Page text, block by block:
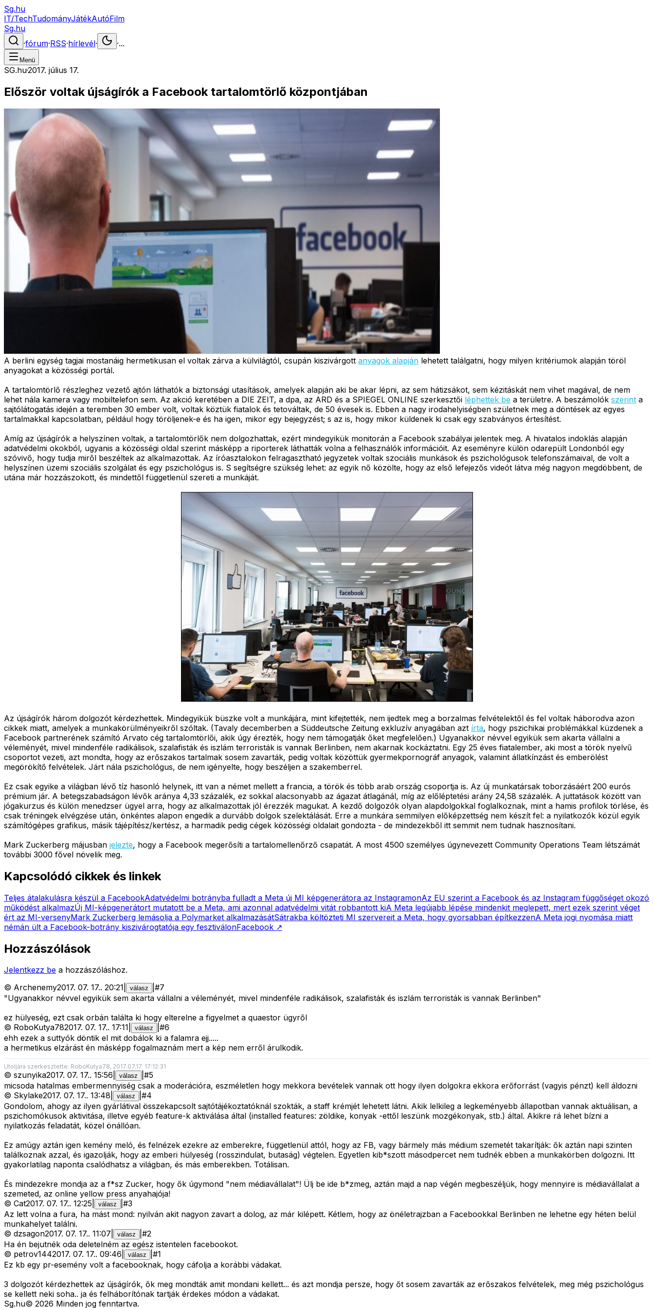
Sg.hu
IT/TechTudományJátékAutóFilm
Sg.hu
·fórum·RSS·hírlevél· ·...
Menü
SG.hu·2017. július 17.
Először voltak újságírók a Facebook tartalomtörlő központjában
A berlini egység tagjai mostanáig hermetikusan el voltak zárva a külvilágtól, csupán kiszivárgott anyagok alapján lehetett találgatni, hogy milyen kritériumok alapján töröl
anyagokat a közösségi portál.
A tartalomtörlő részleghez vezető ajtón láthatók a biztonsági utasítások, amelyek alapján aki be akar lépni, az sem hátizsákot, sem kézitáskát nem vihet magával, de nem
lehet nála kamera vagy mobiltelefon sem. Az akció keretében a DIE ZEIT, a dpa, az ARD és a SPIEGEL ONLINE szerkesztői léphettek be a területre. A beszámolók szerint a
sajtólátogatás idején a teremben 30 ember volt, voltak köztük fiatalok és tetováltak, de 50 évesek is. Ebben a nagy irodahelyiségben születnek meg a döntések az egyes
tartalmakkal kapcsolatban, például hogy töröljenek-e és ha igen, mikor egy bejegyzést; s az is, hogy mikor küldenek ki csak egy szabványos értesítést.
Amíg az újságírók a helyszínen voltak, a tartalomtörlők nem dolgozhattak, ezért mindegyikük monitorán a Facebook szabályai jelentek meg. A hivatalos indoklás alapján
adatvédelmi okokból, ugyanis a közösségi oldal szerint másképp a riporterek láthatták volna a felhasználók információit. Az eseményre külön odarepült Londonból egy
szóvivő, hogy tudja miről beszéltek az alkalmazottak. Az íróasztalokon felragasztható jegyzetek voltak szociális munkások és pszichológusok telefonszámaival, de volt a
helyszínen üzemi szociális szolgálat és egy pszichológus is. S segítségre szükség lehet: az egyik nő közölte, hogy az első lefejezős videót látva még nagyon megdöbbent, de
utána már hozzászokott, és mindettől függetlenül szereti a munkáját.
Az újságírók három dolgozót kérdezhettek. Mindegyikük büszke volt a munkájára, mint kifejtették, nem ijedtek meg a borzalmas felvételektől és fel voltak háborodva azon
cikkek miatt, amelyek a munkakörülményeikről szóltak. (Tavaly decemberben a Süddeutsche Zeitung exkluzív anyagában azt írta, hogy pszichikai problémákkal küzdenek a
Facebook partnerének számító Arvato cég tartalomtörlői, akik úgy érezték, hogy nem támogatják őket megfelelően.) Ugyanakkor névvel egyikük sem akarta vállalni a
véleményét, mivel mindenféle radikálisok, szalafisták és iszlám terroristák is vannak Berlinben, nem akarnak kockáztatni. Egy 25 éves fiatalember, aki most a török nyelvű
csoportot vezeti, azt mondta, hogy az erőszakos tartalmak sosem zavarták, pedig voltak közöttük gyermekpornográf anyagok, valamint állatkínzást és emberölést
megörökítő felvételek. Járt nála pszichológus, de nem igényelte, hogy beszéljen a szakemberrel.
Ez csak egyike a világban lévő tíz hasonló helynek, itt van a német mellett a francia, a török és több arab ország csoportja is. Az új munkatársak toborzásáért 200 eurós
prémium jár. A betegszabadságon lévők aránya 4,33 százalék, ez sokkal alacsonyabb az ágazat átlagánál, míg az előléptetési arány 24,58 százalék. A juttatások között van
jógakurzus és külön menedzser ügyel arra, hogy az alkalmazottak jól érezzék magukat. A kezdő dolgozók olyan alapdolgokkal foglalkoznak, mint a hamis profilok törlése, és
csak tréningek elvégzése után, önkéntes alapon engedik a durvább dolgok szelektálását. Erre a munkára semmilyen előképzettség nem készít fel: a nyilatkozók közül egyik
számítógépes grafikus, másik tájépítész/kertész, a harmadik pedig cégek közösségi oldalait gondozta - de mindezekből itt semmit nem tudnak hasznosítani.
Mark Zuckerberg májusban jelezte, hogy a Facebook megerősíti a tartalomellenőrző csapatát. A most 4500 személyes úgynevezett Community Operations Team létszámát
további 3000 fővel növelik meg.
Kapcsolódó cikkek és linkek
Teljes átalakulásra készül a FacebookAdatvédelmi botrányba fulladt a Meta új MI képgenerátora az InstagramonAz EU szerint a Facebook és az Instagram függőséget okozó
működést alkalmazÚj MI-képgenerátort mutatott be a Meta, ami azonnal adatvédelmi vitát robbantott kiA Meta legújabb lépése mindenkit meglepett, mert ezek szerint véget
ért az MI-versenyMark Zuckerberg lemásolja a Polymarket alkalmazásátSátrakba költözteti MI szervereit a Meta, hogy gyorsabban építkezzenA Meta jogi nyomása miatt
némán ült a Facebook-botrány kiszivárogtatója egy fesztiválonFacebook ↗
Hozzászólások
Jelentkezz be a hozzászóláshoz.
© Archenemy2017. 07. 17.. 20:21 válasz #7
"Ugyanakkor névvel egyikük sem akarta vállalni a véleményét, mivel mindenféle radikálisok, szalafisták és iszlám terroristák is vannak Berlinben"
ez hülyeség, ezt csak orbán találta ki hogy elterelne a figyelmet a quaestor ügyről
© RoboKutya782017. 07. 17.. 17:11 válasz #6
ehh ezek a suttyók döntik el mit dobálok ki a falamra ejj.....
a hermetikus elzárást én másképp fogalmaznám mert a kép nem erről árulkodik.
Utoljára szerkesztette: RoboKutya78, 2017.07.17. 17:12:31
© szunyika2017. 07. 17.. 15:56 válasz #5
micsoda hatalmas embermennyiség csak a moderációra, eszméletlen hogy mekkora bevételek vannak ott hogy ilyen dolgokra ekkora erőforrást (vagyis pénzt) kell áldozni
© Skylake2017. 07. 17.. 13:48 válasz #4
Gondolom, ahogy az ilyen gyárlátival összekapcsolt sajtótájékoztatóknál szokták, a staff krémjét lehetett látni. Akik lelkileg a legkeményebb állapotban vannak aktuálisan, a
pszichomókusok aktivitása, illetve egyéb feature-k aktiválása által (installed features: zöldike, konyak -ettől leszünk mozgékonyak, stb.) által. Akikre rá lehet bízni a
nyilatkozás feladatát, közel önállóan.
Ez amúgy aztán igen kemény meló, és felnézek ezekre az emberekre, függetlenül attól, hogy az FB, vagy bármely más médium szemetét takarítják: ők aztán napi szinten
találkoznak azzal, és igazolják, hogy az emberi hülyeség (rosszindulat, butaság) végtelen. Egyetlen kib*szott másodpercet nem tudnék ebben a munkakörben dolgozni. Itt
gyakorlatilag naponta csalódhatsz a világban, és más emberekben. Totálisan.
És mindezekre mondja az a f*sz Zucker, hogy ők úgymond "nem médiavállalat"! Ülj be ide b*zmeg, aztán majd a nap végén megbeszéljük, hogy mennyire is médiavállalat a
szemeted, az online yellow press anyahajója!
© Cat2017. 07. 17.. 12:25 válasz #3
Az lett volna a fura, ha mást mond: nyilván akit nagyon zavart a dolog, az már kilépett. Kétlem, hogy az önéletrajzban a Facebookkal Berlinben ne lehetne egy héten belül
munkahelyet találni.
© dzsagon2017. 07. 17.. 11:07 válasz #2
Ha én bejutnék oda deletelném az egész istentelen facebookot.
© petrov1442017. 07. 17.. 09:46 válasz #1
Ez kb egy pr-esemény volt a facebooknak, hogy cáfolja a korábbi vádakat.
3 dolgozót kérdezhettek az újságírók, ők meg mondták amit mondani kellett... és azt mondja persze, hogy őt sosem zavarták az erőszakos felvételek, meg még pszichológus
se kellett neki soha.. ja és felháborítónak tartják érdekes módon a vádakat.
Sg.hu© 2026 Minden jog fenntartva.